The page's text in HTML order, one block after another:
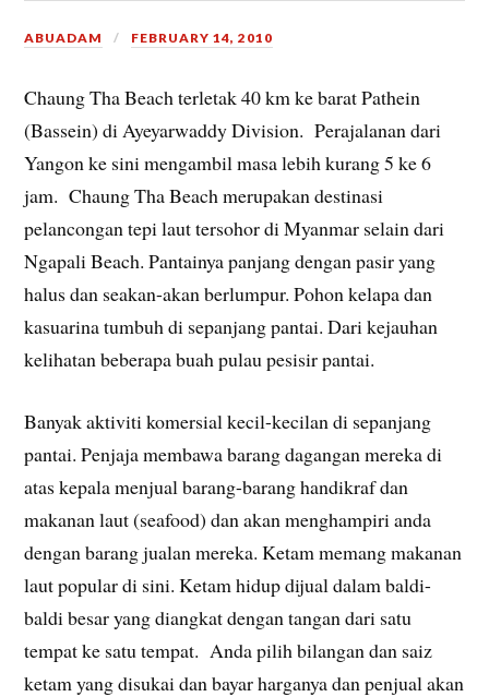
ABUADAM FEBRUARY 14, 2010
Chaung Tha Beach terletak 40 km ke barat Pathein
(Bassein) di Ayeyarwaddy Division. Perajalanan dari
Yangon ke sini mengambil masa lebih kurang 5 ke 6
jam. Chaung Tha Beach merupakan destinasi
pelancongan tepi laut tersohor di Myanmar selain dari
Ngapali Beach. Pantainya panjang dengan pasir yang
halus dan seakan-akan berlumpur. Pohon kelapa dan
kasuarina tumbuh di sepanjang pantai. Dari kejauhan
kelihatan beberapa buah pulau pesisir pantai.
Banyak aktiviti komersial kecil-kecilan di sepanjang
pantai. Penjaja membawa barang dagangan mereka di
atas kepala menjual barang-barang handikraf dan
makanan laut (seafood) dan akan menghampiri anda
dengan barang jualan mereka. Ketam memang makanan
laut popular di sini. Ketam hidup dijual dalam baldi-
baldi besar yang diangkat dengan tangan dari satu
tempat ke satu tempat. Anda pilih bilangan dan saiz
ketam yang disukai dan bayar harganya dan penjual akan